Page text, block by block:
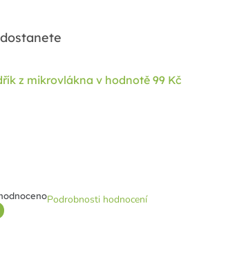
Podrobnosti hodnocení
z mikrovlákna v hodnotě 99 Kč